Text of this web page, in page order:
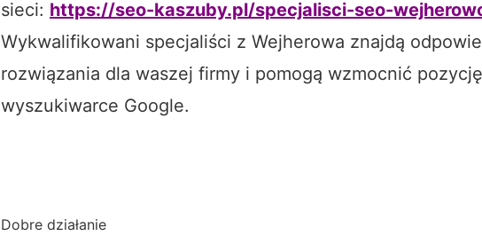
sieci: https://seo-kaszuby.pl/specjalisci-seo-
Wykwalifikowani specjaliści z Wejherowa znajdą
rozwiązania dla waszej firmy i pomogą wzmocnić
wyszukiwarce Google.
Dobre działanie